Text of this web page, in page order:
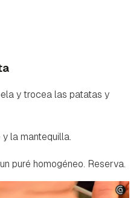
y trocea las patatas y
la mantequilla.
puré homogéneo. Reserva.